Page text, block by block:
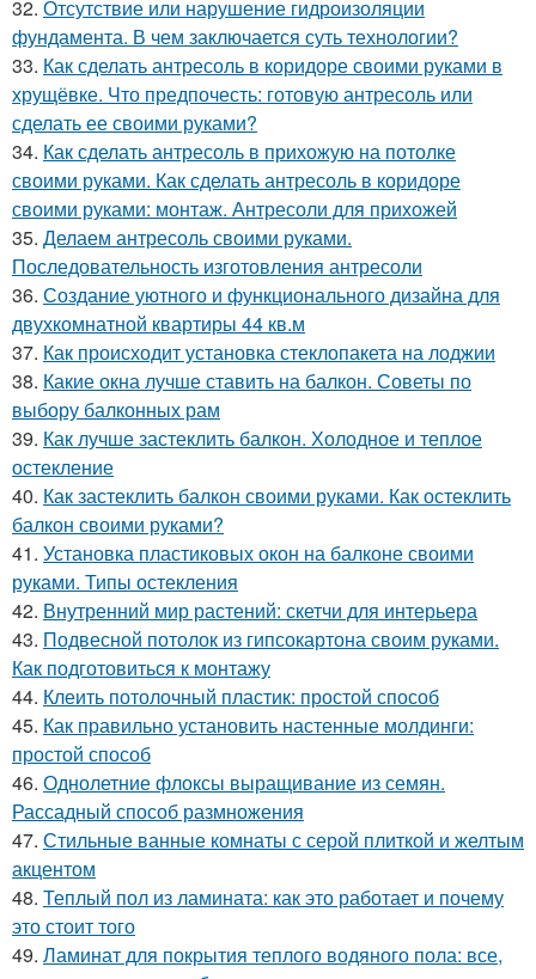
32. Отсутствие или нарушение гидроизоляции
фундамента. В чем заключается суть технологии?
33. Как сделать антресоль в коридоре своими руками в
хрущёвке. Что предпочесть: готовую антресоль или
сделать ее своими руками?
34. Как сделать антресоль в прихожую на потолке
своими руками. Как сделать антресоль в коридоре
своими руками: монтаж. Антресоли для прихожей
35. Делаем антресоль своими руками.
Последовательность изготовления антресоли
36. Создание уютного и функционального дизайна для
двухкомнатной квартиры 44 кв.м
37. Как происходит установка стеклопакета на лоджии
38. Какие окна лучше ставить на балкон. Советы по
выбору балконных рам
39. Как лучше застеклить балкон. Холодное и теплое
остекление
40. Как застеклить балкон своими руками. Как остеклить
балкон своими руками?
41. Установка пластиковых окон на балконе своими
руками. Типы остекления
42. Внутренний мир растений: скетчи для интерьера
43. Подвесной потолок из гипсокартона своим руками.
Как подготовиться к монтажу
44. Клеить потолочный пластик: простой способ
45. Как правильно установить настенные молдинги:
простой способ
46. Однолетние флоксы выращивание из семян.
Рассадный способ размножения
47. Стильные ванные комнаты с серой плиткой и желтым
акцентом
48. Теплый пол из ламината: как это работает и почему
это стоит того
49. Ламинат для покрытия теплого водяного пола: все,